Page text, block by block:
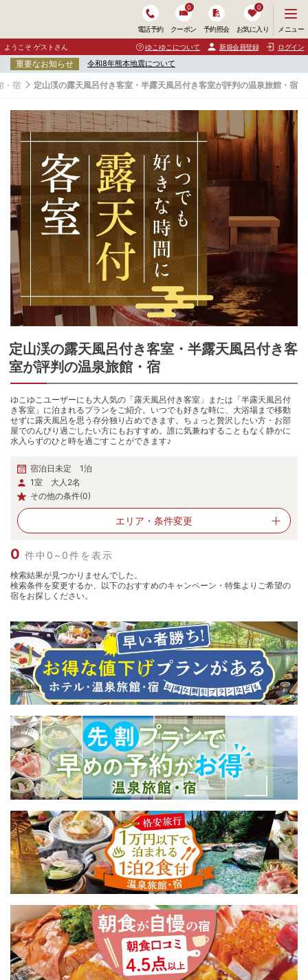
電話予約 クーポン
0
予約照会 お気に入り
0
ニ
ュ
ー
開
く
メニュー
ようこそ ゲストさん ゆこゆこについて 新規会員登録 ログイン
重要なお知らせ 令和8年熊本地震について
・宿 定山渓の露天風呂付き客室・半露天風呂付き客室が評判の温泉旅館・宿
定
山
渓
定山渓の露天風呂付き客室・半露天風呂付き客
室が評判の温泉旅館・宿
ゆこゆこユーザーにも大人気の「露天風呂付き客室」または「半露天風呂付
き客室」に泊まれるプランをご紹介。いつでも好きな時に、大浴場まで移動
せずに露天風呂を思う存分独り占めできます。ちょっと贅沢したい方・お部
屋でのんびり過ごしたい方にもおすすめ。誰に気兼ねすることもなく静かに
水入らずのひと時を過ごすことができます♪
宿泊日未定 1泊
1室 大人2名
その他の条件(0)
エリア・ 条件変更
0 件中0~0件を表示
検索結果が見つかりませんでした。
検索条件を変更するか、以下のおすすめのキャンペーン・特集よりご希望の
宿をお探しください。